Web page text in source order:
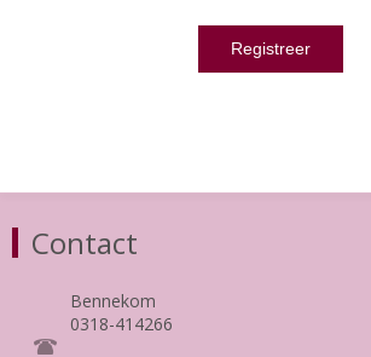
Contact
Bennekom
0318-414266